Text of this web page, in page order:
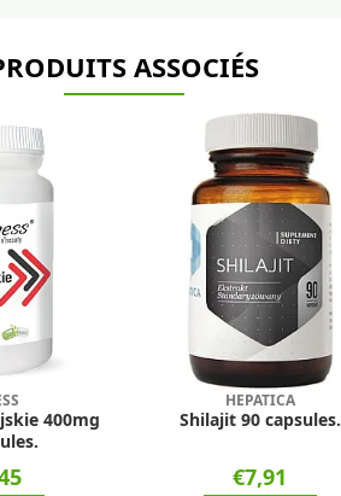
ASSOCIÉS
400mg
HEPATICA
Shilajit 90 capsules.
€7,91